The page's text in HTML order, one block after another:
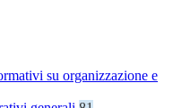
su organizzazione e